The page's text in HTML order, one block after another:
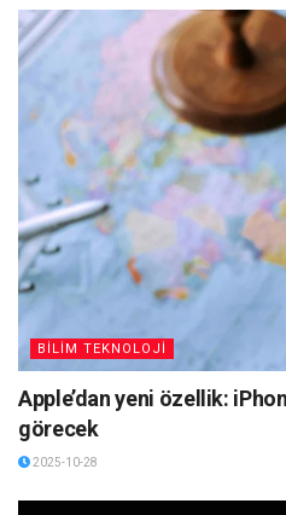
BİLİM TEKNOLOJİ
Apple’dan yeni özellik:
görecek
2025-10-28